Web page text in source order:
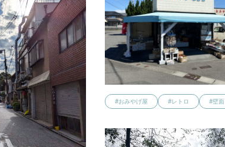
#おみやげ屋 #レトロ #壁面